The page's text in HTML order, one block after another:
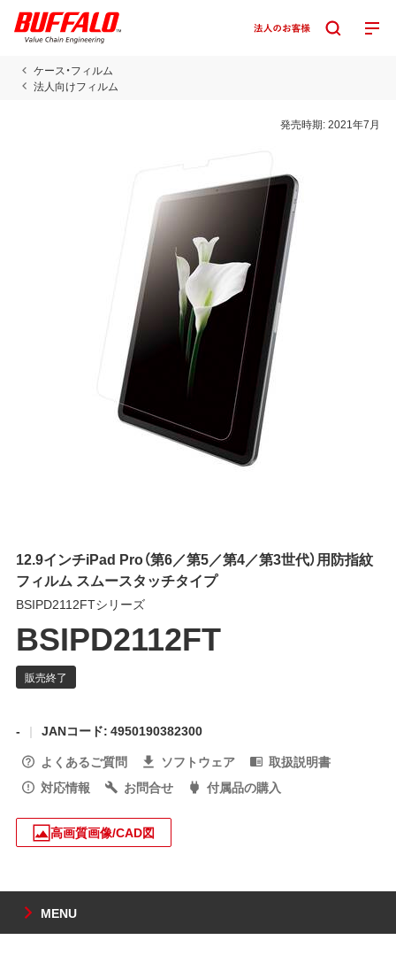
ケース・フィルム
法人向けフィルム
発売時期:2021年7月
12.9インチiPad Pro（第6／第5／第4／第3世代）用防指紋
フィルム スムースタッチタイプ
BSIPD2112FTシリーズ
BSIPD2112FT
-
JANコード: 4950190382300
よくあるご質問
ソフトウェア
取扱説明書
対応情報
お問合せ 付属品の購入
高画質画像/CAD図
MENU